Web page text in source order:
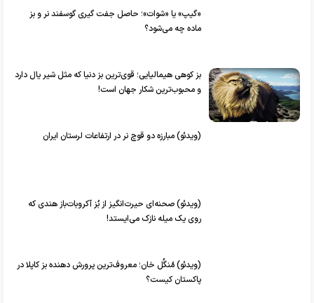
«گیپ» یا «شوات»؛ حاصل جفت گیری گوسفند نر و بز
ماده چه می‌شود؟
بز کوهی هیمالیایی؛ قوی‌ترین بز دنیا که مثل شیر یال دارد
و محبوب‌ترین شکار جهان است!
(ویدئو) مبارزه دو قوچ نر در ارتفاعات لرستان ایران
(ویدئو) صحنه‌ای حیرت‌انگیز از بُز آکروبات‌باز هندی که
روی یک میله نازک می‌ایستد!
(ویدئو) مُنگُل خان؛ معروف‌ترین پرورش دهنده بز کاپلا در
پاکستان کیست؟